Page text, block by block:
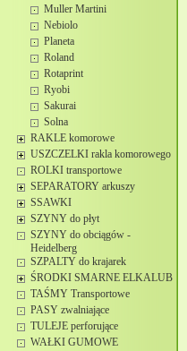
Muller Martini
Nebiolo
Planeta
Roland
Rotaprint
Ryobi
Sakurai
Solna
RAKLE komorowe
USZCZELKI rakla komorowego
ROLKI transportowe
SEPARATORY arkuszy
SSAWKI
SZYNY do płyt
SZYNY do obciągów -
Heidelberg
SZPALTY do krajarek
ŚRODKI SMARNE ELKALUB
TAŚMY Transportowe
PASY zwalniające
TULEJE perforujące
WAŁKI GUMOWE